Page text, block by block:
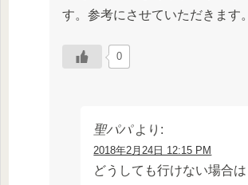
す。参考にさせていただきます。
0
聖パパ より:
2018年2月24日 12:15 PM
どうしても行けない場合は